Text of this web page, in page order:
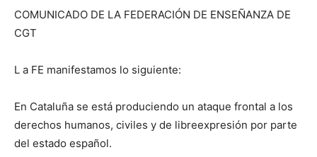
COMUNICADO DE LA FEDERACIÓN DE ENSEÑANZA DE
CGT
L a FE manifestamos lo siguiente:
En Cataluña se está produciendo un ataque frontal a los
derechos humanos, civiles y de libreexpresión por parte
del estado español.